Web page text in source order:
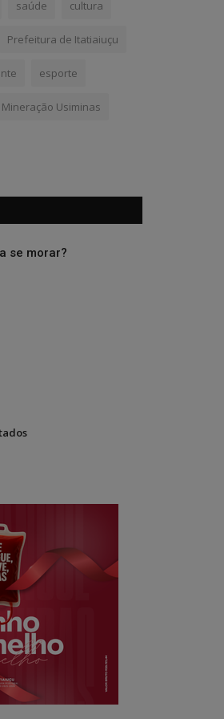
saúde cultura
Prefeitura de Itatiaiuçu
esporte
Mineração Usiminas
se morar?